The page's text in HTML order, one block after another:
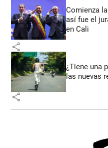
Comienza
así fue el
en Cali
share
¿Tiene una
las nuevas
share